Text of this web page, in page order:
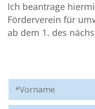
Ich beantrage
Förderverein für
ab dem 1. des